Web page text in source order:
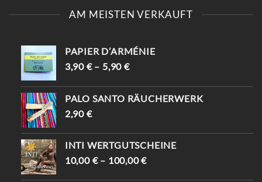
AM MEISTEN VERKAUFT
PAPIER D’ARMÉNIE
3,90 €– 5,90€
PALO SANTO RÄUCHERWERK
2,90 €
INTI WERTGUTSCHEINE
10,00 €– 100,00€